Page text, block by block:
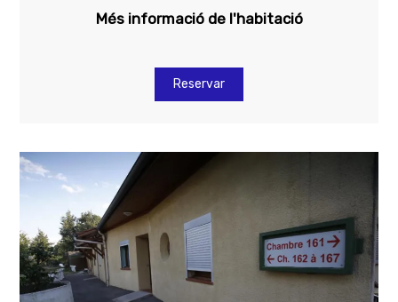
Més informació de l'habitació
Reservar